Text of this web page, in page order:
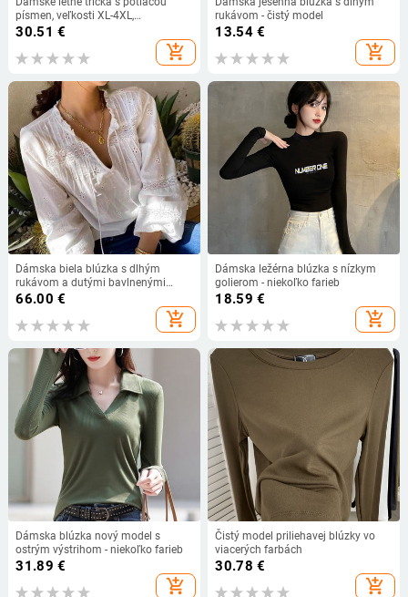
písmen, veľkosti XL-4XL,
nadrozmerné, patchworkové,
dámske topy, módny biely sivý top
30.51 €
add_shopping_cart
rukávom - čistý model
13.54€
add_shopping_cart
Dámska biela blúzka s dlhým
rukávom a dutými bavlnenými
topmi v štýle BOHO INSPIRE, jarné a
letné topy, nová boho blúzka,
blúzka s výstrihom do V a
66.00 €
add_shopping_cart
Dámska ležérna blúzka s nízkym
golierom - niekoľko farieb
18.59 €
add_shopping_cart
Dámska blúzka nový model s
ostrým výstrihom - niekoľko farieb
31.89 €
add_shopping_cart
Čistý model priliehavej blúzky vo
viacerých farbách
30.78 €
add_shopping_cart